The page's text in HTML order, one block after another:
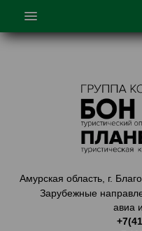
О НАС
ТУРЫ ПО КИТАЮ
ГОРЯЩИЕ
ТУРЫ ПО
Амурская область, г.
Зарубежные
авиа